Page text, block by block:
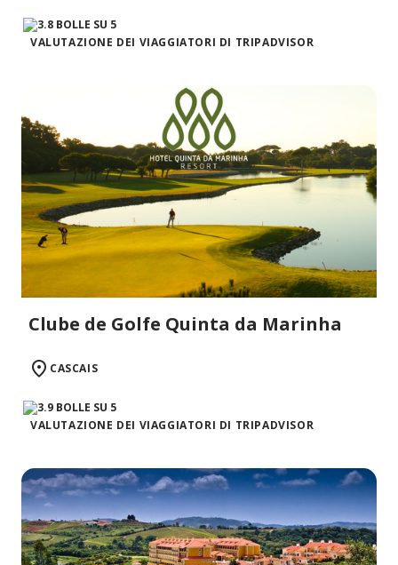
VALUTAZIONE DEI VIAGGIATORI DI TRIPADVISOR
Clube de Golfe Quinta da Marinha
CASCAIS
VALUTAZIONE DEI VIAGGIATORI DI TRIPADVISOR